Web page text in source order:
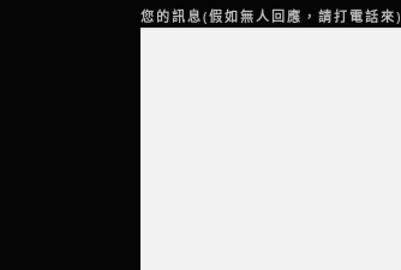
您的訊息(假如無人回應，請打電話來)